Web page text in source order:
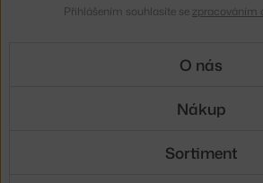
Přihlášením souhlasíte se zpracováním
O nás
Nákup
Sortiment